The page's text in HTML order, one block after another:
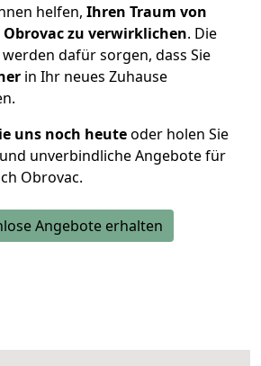
helfen, Ihren Traum von
zu verwirklichen. Die
dafür sorgen, dass Sie
in Ihr neues Zuhause
uns noch heuteoder holen Sie
unverbindliche Angebote für
Obrovac.
Angebote erhalten